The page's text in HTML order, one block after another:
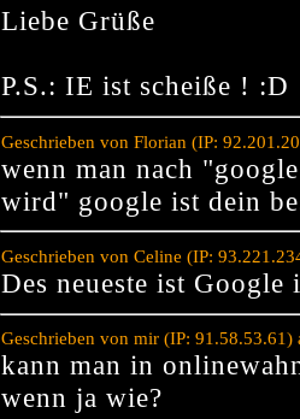
Liebe Grüße
P.S.: IE ist scheiße ! :D
Geschrieben von Florian (IP:
wenn man nach
wird" google ist dein
Geschrieben von Celine (IP:
Des neueste ist Google
Geschrieben von mir (IP:
kann man in
wenn ja wie?